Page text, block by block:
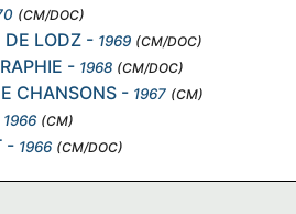
(CM/DOC)
DE LODZ - 1969 (CM/DOC)
- 1968 (CM/DOC)
CHANSONS - 1967 (CM)
1966 (CM)
- 1966 (CM/DOC)